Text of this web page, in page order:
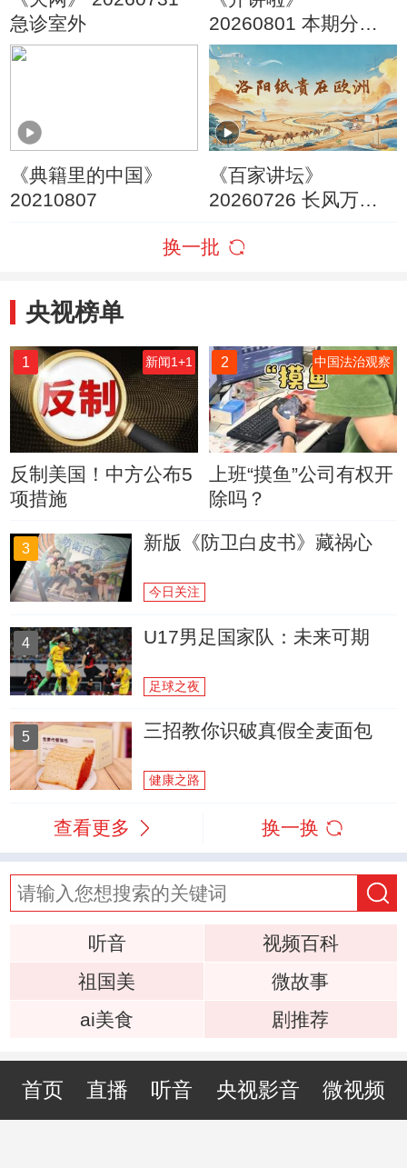
急诊室外
20260801 本期分享
者：张凯
《典籍里的中国》
20210807
《百家讲坛》
20260726 长风万里 5
换一批
央视榜单
1 新闻1+1
反制美国！中方公布5
项措施
2 中国法治观察
上班“摸鱼”公司有权开
除吗？
3 新版《防卫白皮书》藏祸心
今日关注
4 U17男足国家队：未来可期
足球之夜
5 三招教你识破真假全麦面包
健康之路
查看更多 换一换
听音
视频百科
祖国美
微故事
ai美食
剧推荐
首页 直播 听音 央视影音 微视频